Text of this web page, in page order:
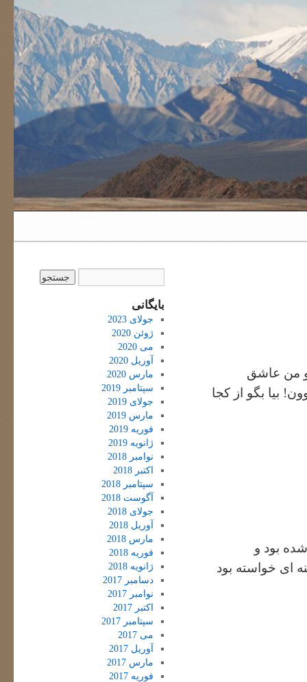
و من عاشق
بیا بگو از کجا
بود و
ای خواسته بود
بایگانی
جولای 2023
ژوئن 2020
می 2020
آوریل 2020
مارس 2020
سپتامبر 2019
جولای 2019
مارس 2019
فوریه 2019
ژانویه 2019
نوامبر 2018
اکتبر 2018
سپتامبر 2018
آگوست 2018
جولای 2018
آوریل 2018
مارس 2018
فوریه 2018
ژانویه 2018
دسامبر 2017
نوامبر 2017
اکتبر 2017
سپتامبر 2017
می 2017
آوریل 2017
مارس 2017
فوریه 2017